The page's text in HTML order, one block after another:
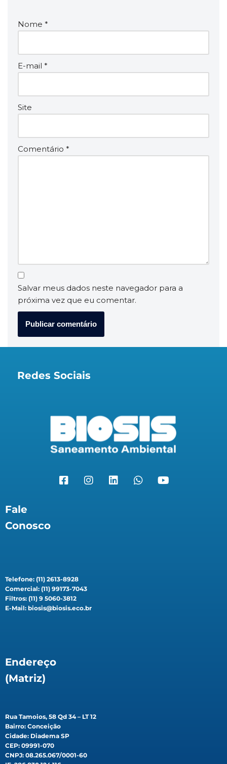
Nome *
E-mail *
Site
Comentário *
Salvar meus dados neste navegador para a
próxima vez que eu comentar.
Redes Sociais
Fale
Conosco
Telefone: (11) 2613-8928
Comercial: (11) 99173-7043
Filtros: (11) 9 5060-3812
E-Mail: biosis@biosis.eco.br
Endereço
(Matriz)
Rua Tamoios, 58 Qd 34 – LT 12
Bairro: Conceição
Cidade: Diadema SP
CEP: 09991-070
CNPJ: 08.265.067/0001-60